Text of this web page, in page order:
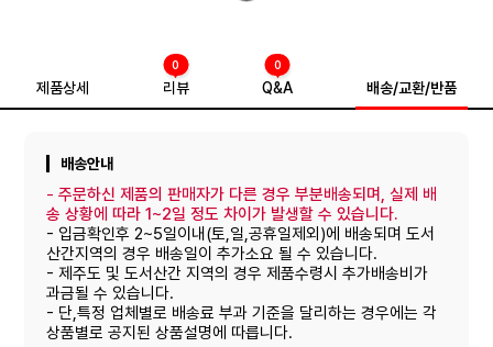
제품상세 리뷰
0
Q&A
0
배송/교환/반품
배송안내
-주문하신 제품의 판매자가 다른 경우 부분배송되며, 실제 배
송 상황에 따라 1~2일 정도 차이가 발생할 수 있습니다.
- 입금확인후 2~5일이내(토,일,공휴일제외)에 배송되며 도서
산간지역의 경우 배송일이 추가소요 될 수 있습니다.
- 제주도 및 도서산간 지역의 경우 제품수령시 추가배송비가
과금될 수 있습니다.
- 단,특정 업체별로 배송료 부과 기준을 달리하는 경우에는 각
상품별로 공지된 상품설명에 따릅니다.